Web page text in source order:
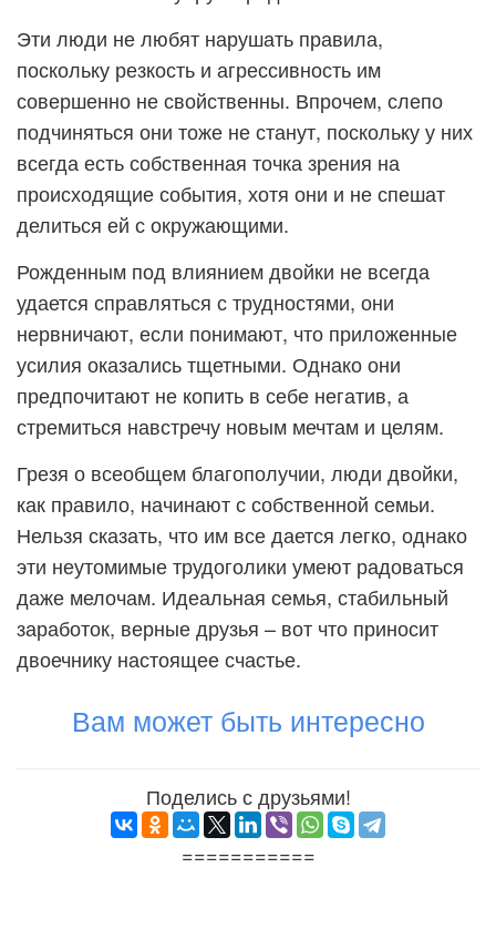
Эти люди не любят нарушать правила,
поскольку резкость и агрессивность им
совершенно не свойственны. Впрочем, слепо
подчиняться они тоже не станут, поскольку у них
всегда есть собственная точка зрения на
происходящие события, хотя они и не спешат
делиться ей с окружающими.
Рожденным под влиянием двойки не всегда
удается справляться с трудностями, они
нервничают, если понимают, что приложенные
усилия оказались тщетными. Однако они
предпочитают не копить в себе негатив, а
стремиться навстречу новым мечтам и целям.
Грезя о всеобщем благополучии, люди двойки,
как правило, начинают с собственной семьи.
Нельзя сказать, что им все дается легко, однако
эти неутомимые трудоголики умеют радоваться
даже мелочам. Идеальная семья, стабильный
заработок, верные друзья – вот что приносит
двоечнику настоящее счастье.
Вам может быть интересно
Поделись с друзьями!
===========